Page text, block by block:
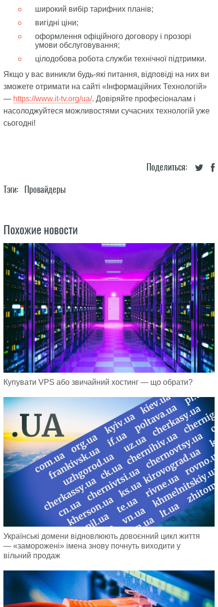
широкий вибір тарифних планів;
вигідні ціни;
оформлення офіційного договору і прозорі
умови обслуговування;
цілодобова робота служби технічної підтримки.
Якщо у вас виникли будь-які питання, відповіді на них ви
зможете отримати на сайті «Інформаційних Технологій»
— https://www.it-tv.org/ua/. Довіряйте професіоналам і
насолоджуйтеся можливостями сучасних технологій уже
сьогодні!
Поделиться:
Тэги: Провайдеры
Похожие новости
Купувати VPS або звичайний хостинг — що обрати?
Українські домени відновлюють довоєнний цикл життя
— «заморожені» імена знову почнуть виходити у
вільний продаж